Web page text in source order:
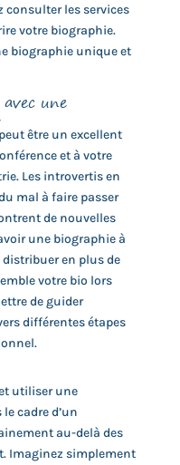
consulter les services
votre biographie.
biographie unique et
une
être un excellent
et à votre
Les introvertis en
mal à faire passer
de nouvelles
une biographie à
en plus de
votre bio lors
de guider
différentes étapes
utiliser une
cadre d’un
au-delà des
Imaginez simplement